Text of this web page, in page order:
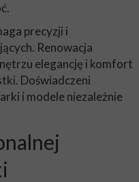
precyzji i
Renowacja
elegancję i komfort
Doświadczeni
i modele niezależnie